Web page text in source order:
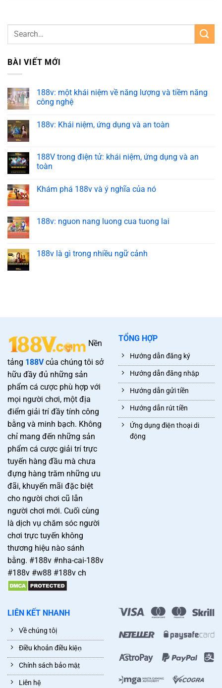
BÀI VIẾT MỚI
188v: một khái niệm về năng lượng và tiềm năng
công nghệ
188v: Khái niệm, ứng dụng và an toàn
188V trong điện tử: khái niệm, ứng dụng và an
toàn
Khám phá 188v và ý nghĩa của nó
188v: nguon nang luong cua tuong lai
188v là gì trong nhiều ngữ cảnh
Nền
tảng 188Vcủa chúng tôi sở
hữu đầy đủ những sản
phẩm cá cược phù hợp với
mọi người chơi, một địa
điểm giải trí đầy tính công
bằng và minh bạch. Không
chỉ mang đến những sản
phẩm cá cược giải trí trực
tuyến hàng đầu mà chưa
đựng hàng trăm những ưu
đãi, khuyến mãi đặc biệt
cho người chơi cũ lẫn
người chơi mới. Cuối cùng
là dịch vụ chăm sóc người
chơi trực tuyến không
thương hiệu nào sánh
bằng. #188v #nha-cai-188v
#188v #w88 #188v ch
TỔNG HỢP
Hướng dẫn đăng ký
Hướng dẫn đăng nhập
Hướng dẫn gửi tiền
Hướng dẫn rút tiền
Ứng dụng điện thoại di
động
LIÊN KẾT NHANH
Về chúng tôị
Điều khoản điều kiệṇ
Chính sách bảo mậṭ
Liên hệ̣